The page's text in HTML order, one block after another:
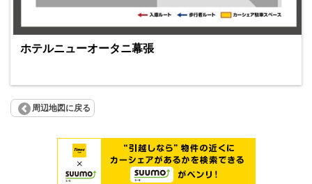
ホテルニューオータニ幕張
周辺地図に戻る